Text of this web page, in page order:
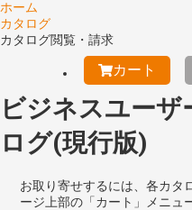
ホーム
カタログ
カタログ閲覧・請求
カート
ビジネスユーザ
ログ(現行版)
お取り寄せするには、各カタ
ージ上部の「カート」メニュ